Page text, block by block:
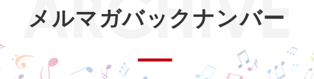
メルマガバックナンバー